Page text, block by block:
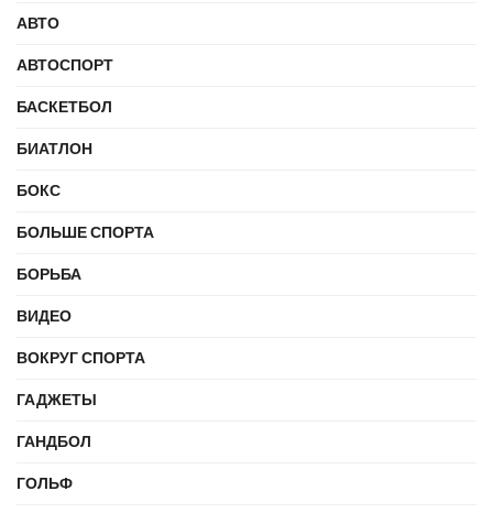
АВТО
АВТОСПОРТ
БАСКЕТБОЛ
БИАТЛОН
БОКС
БОЛЬШЕ СПОРТА
БОРЬБА
ВИДЕО
ВОКРУГ СПОРТА
ГАДЖЕТЫ
ГАНДБОЛ
ГОЛЬФ